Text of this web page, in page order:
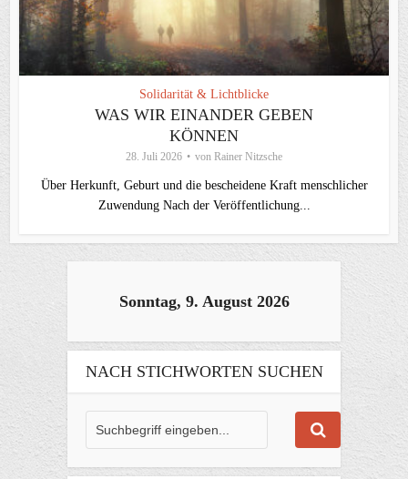
Solidarität & Lichtblicke
WAS WIR EINANDER GEBEN
KÖNNEN
28. Juli 2026 von Rainer Nitzsche
Über Herkunft, Geburt und die bescheidene Kraft menschlicher
Zuwendung Nach der Veröffentlichung...
Sonntag, 9. August 2026
NACH STICHWORTEN SUCHEN